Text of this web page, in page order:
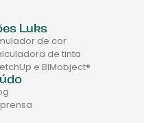
Luks
de cor
de tinta
e BIMobject®